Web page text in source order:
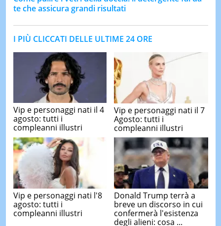
te che assicura grandi risultati
I PIÙ CLICCATI DELLE ULTIME 24 ORE
Vip e personaggi nati il 4
agosto: tutti i
compleanni illustri
Vip e personaggi nati il 7
Agosto: tutti i
compleanni illustri
Vip e personaggi nati l'8
agosto: tutti i
compleanni illustri
Donald Trump terrà a
breve un discorso in cui
confermerà l'esistenza
degli alieni: cosa ...